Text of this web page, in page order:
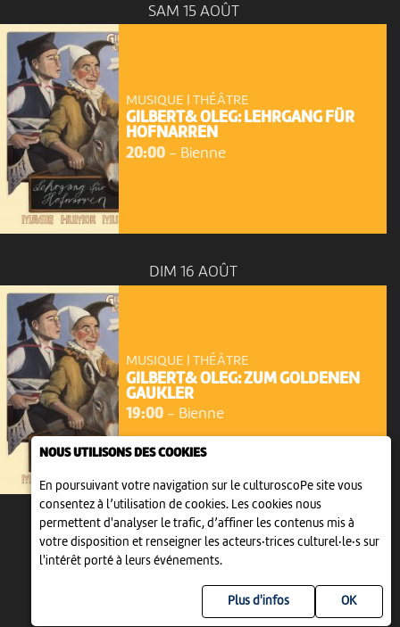
NOUS UTILISONS DES COOKIES
En poursuivant votre navigation sur le culturoscoPe site vous
consentez à l’utilisation de cookies. Les cookies nous
permettent d'analyser le trafic, d’affiner les contenus mis à
votre disposition et renseigner les acteurs·trices culturel·le·s sur
l'intérêt porté à leurs événements.
Plus d'infos
SAM 15 AOÛT
MUSIQUE | THÉÂTRE
GILBERT& OLEG: LEHRGANG FÜR
HOFNARREN
20:00- Bienne
DIM 16 AOÛT
MUSIQUE | THÉÂTRE
GILBERT& OLEG: ZUM GOLDENEN
GAUKLER
19:00- Bienne